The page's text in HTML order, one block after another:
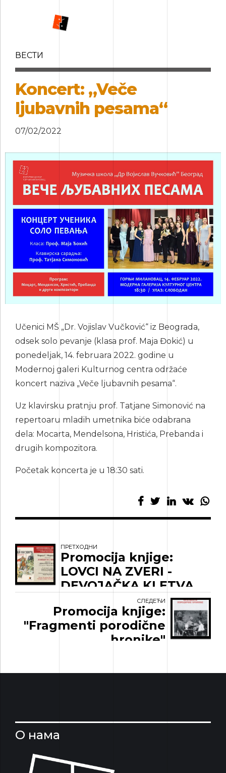
ВЕСТИ
Koncert: „Veče
ljubavnih pesama“
07/02/2022
Učenici MŠ „Dr. Vojislav Vučković“ iz Beograda,
odsek solo pevanje (klasa prof. Maja Đokić) u
ponedeljak, 14. februara 2022. godine u
Modernoj galeri Kulturnog centra održaće
koncert naziva „Veče ljubavnih pesama“.
Uz klavirsku pratnju prof. Tatjane Simonović na
repertoaru mladih umetnika biće odabrana
dela: Mocarta, Mendelsona, Hristića, Prebanda i
drugih kompozitora.
Početak koncerta je u 18:30 sati.
ПРЕТХОДНИ
Promocija knjige:
LOVCI NA ZVERI -
DEVOJAČKA KLETVA
СЛЕДЕЋИ
Promocija knjige:
"Fragmenti porodične
hronike"
О нама